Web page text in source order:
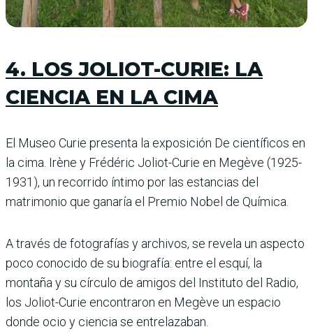
4. LOS JOLIOT-CURIE: LA
CIENCIA EN LA CIMA
El Museo Curie presenta la exposición De científicos en
la cima. Irène y Frédéric Joliot-Curie en Megève (1925-
1931), un recorrido íntimo por las estancias del
matrimonio que ganaría el Premio Nobel de Química.
A través de fotografías y archivos, se revela un aspecto
poco conocido de su biografía: entre el esquí, la
montaña y su círculo de amigos del Instituto del Radio,
los Joliot-Curie encontraron en Megève un espacio
donde ocio y ciencia se entrelazaban.